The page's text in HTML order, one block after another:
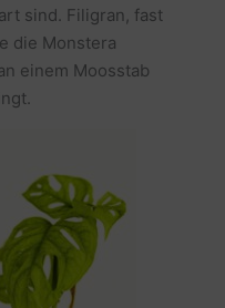
sind. Filigran, fast
die Monstera
einem Moosstab